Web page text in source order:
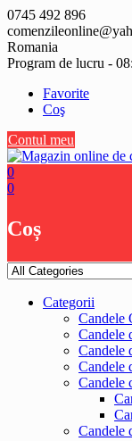
Skip
to
content
0745 492 896
Romania
Program de lucru -
Favorite
Coş
Contul meu
0
0
Coș
Categorii
Candele
Candele
Candele
Candele
Candele
Candele